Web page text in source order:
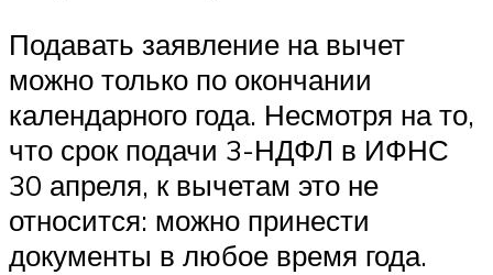
Подавать заявление на вычет
можно только по окончании
календарного года. Несмотря на то,
что срок подачи 3-НДФЛ в ИФНС
30 апреля, к вычетам это не
относится: можно принести
документы в любое время года.